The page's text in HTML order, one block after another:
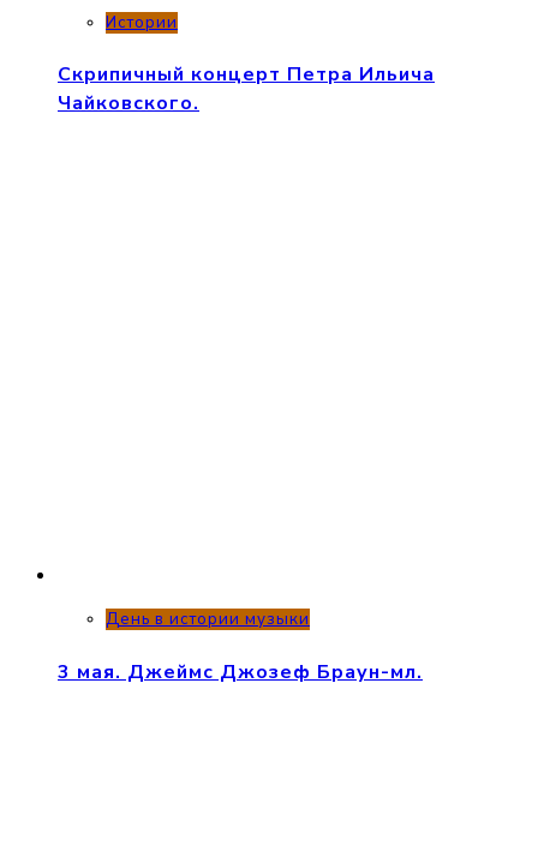
Истории
Скрипичный концерт Петра Ильича
Чайковского.
День в истории музыки
3 мая. Джеймс Джозеф Браун-мл.